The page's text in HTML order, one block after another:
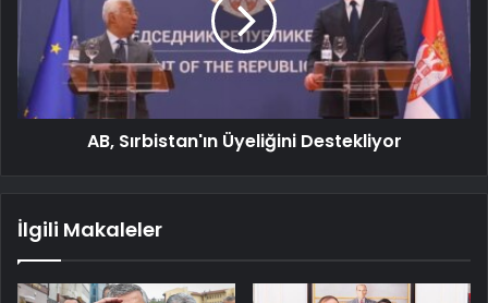
AB, Sırbistan'ın Üyeliğini Destekliyor
İlgili Makaleler